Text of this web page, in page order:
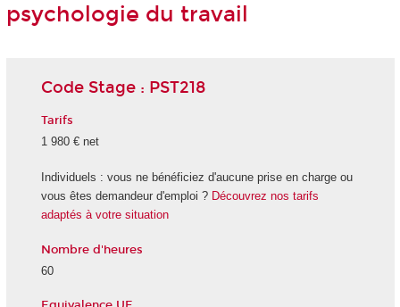
psychologie du travail
Code Stage : PST218
Tarifs
1 980 € net
Individuels : vous ne bénéficiez d'aucune prise en charge ou
vous êtes demandeur d'emploi ? Découvrez nos tarifs
adaptés à votre situation
Nombre d'heures
60